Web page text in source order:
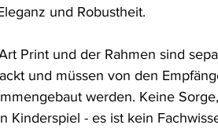
und Robustheit.
Print und der Rahmen sind
und müssen von den
werden. Keine
Kinderspiel - es ist kein